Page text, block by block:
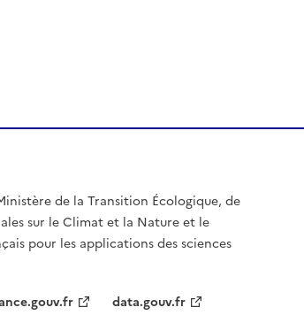
de la Transition Écologique, de
sur le Climat et la Nature et le
pour les applications des sciences
data.gouv.fr